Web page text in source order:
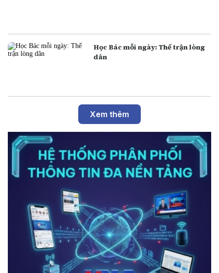
Học Bác mỗi ngày: Thế trận lòng
dân
Xem thêm